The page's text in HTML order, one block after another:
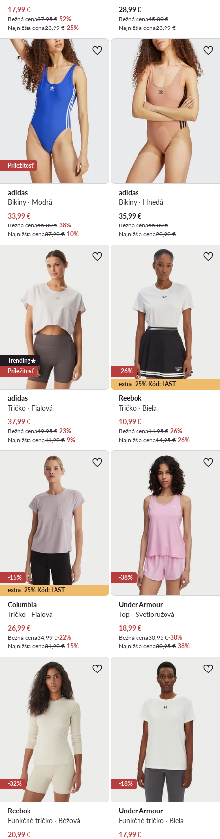
Aktuálna cena
17,99€
Bežná cena37,95 €-52%
Najnižšia cena23,99 €-25%
Aktuálna cena
28,99€
Bežná cena45,00 €
Najnižšia cena23,99 €
Príležitosť
adidas
Bikiny · Modrá
Aktuálna cena
33,99€
Bežná cena55,00 €-38%
Najnižšia cena37,99 €-10%
adidas
Bikiny · Hnedá
Aktuálna cena
35,99€
Bežná cena55,00 €
Najnižšia cena29,99 €
Trending
Príležitosť
adidas
Tričko · Fialová
Aktuálna cena
37,99€
Bežná cena49,95 €-23%
Najnižšia cena41,99 €-9%
extra -25% Kód: LAST
-26%
Reebok
Tričko · Biela
Aktuálna cena
10,99€
Bežná cena14,95 €-26%
Najnižšia cena14,95 €-26%
extra -25% Kód: LAST
-15%
Columbia
Tričko · Fialová
Aktuálna cena
26,99€
Bežná cena34,99 €-22%
Najnižšia cena31,99 €-15%
-38%
Under Armour
Top · Svetloružová
Aktuálna cena
18,99€
Bežná cena30,95 €-38%
Najnižšia cena30,95 €-38%
-32%
Reebok
Funkčné tričko · Béžová
Aktuálna cena
20,99€
-18%
Under Armour
Funkčné tričko · Biela
Aktuálna cena
17,99€